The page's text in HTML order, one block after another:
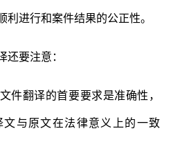
利进行和案件结果的公正性。
要注意：
翻译的首要要求是准确性，
与原文在法律意义上的一致